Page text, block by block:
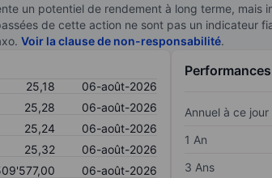
un potentiel de rendement à long terme, mais
de cette action ne sont pas un indicateur
Voir la clause de non-responsabilité.
25,18
06-août-2026
25,28
06-août-2026
25,24
06-août-2026
25,32
06-août-2026
06-août-2026
Annuel à ce jour
1 An
3 Ans